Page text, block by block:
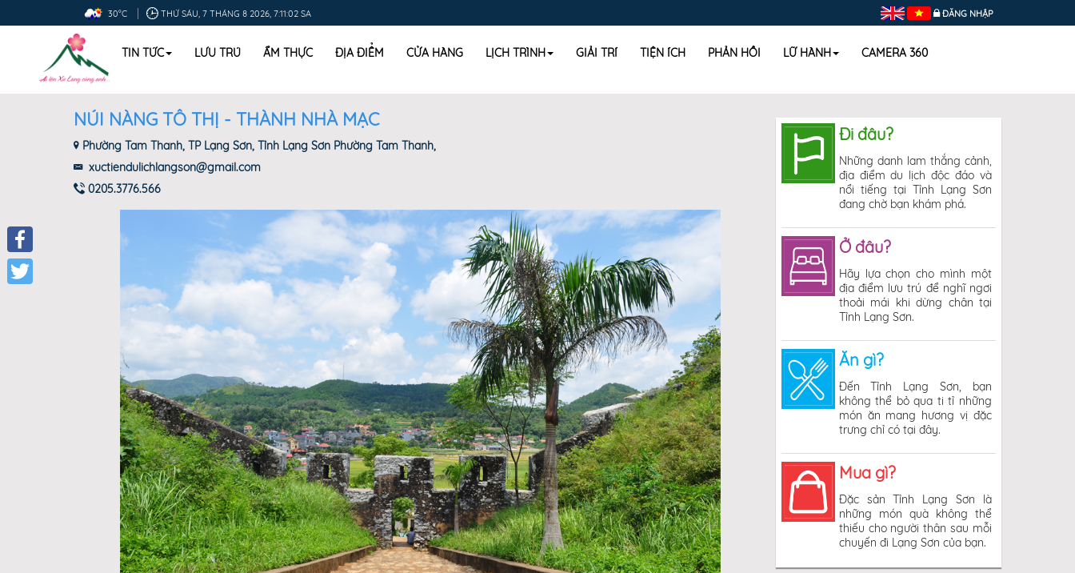
30°C THỨ SÁU, 7 THÁNG 8 2026, 7:11:03 SA ĐĂNG NHẬP
TIN TỨC LƯU TRÚ ẨM THỰC ĐỊA ĐIỂM CỬA HÀNG LỊCH TRÌNH GIẢI TRÍ TIỆN ÍCH PHẢN HỒI LỮ HÀNH CAMERA 360
Facebook
NÚI NÀNG TÔ THỊ - THÀNH NHÀ MẠC
Phường Tam Thanh, TP Lạng Sơn, Tỉnh Lạng Sơn Phường Tam Thanh,
xuctiendulichlangson@gmail.com
0205.3776.566
Đi đâu?
Những danh lam thắng cảnh,
địa điểm du lịch độc đáo và
nổi tiếng tại Tỉnh Lạng Sơn
đang chờ bạn khám phá.
Ở đâu?
Hãy lựa chọn cho mình một
địa điểm lưu trú để nghĩ ngơi
thoải mái khi dừng chân tại
Tỉnh Lạng Sơn.
Ăn gì?
Đến Tỉnh Lạng Sơn, bạn
không thể bỏ qua ti tỉ những
món ăn mang hương vị đặc
trưng chỉ có tại đây.
Mua gì?
Đặc sản Tỉnh Lạng Sơn là
những món quà không thể
thiếu cho người thân sau mỗi
chuyến đi Lạng Sơn của bạn.